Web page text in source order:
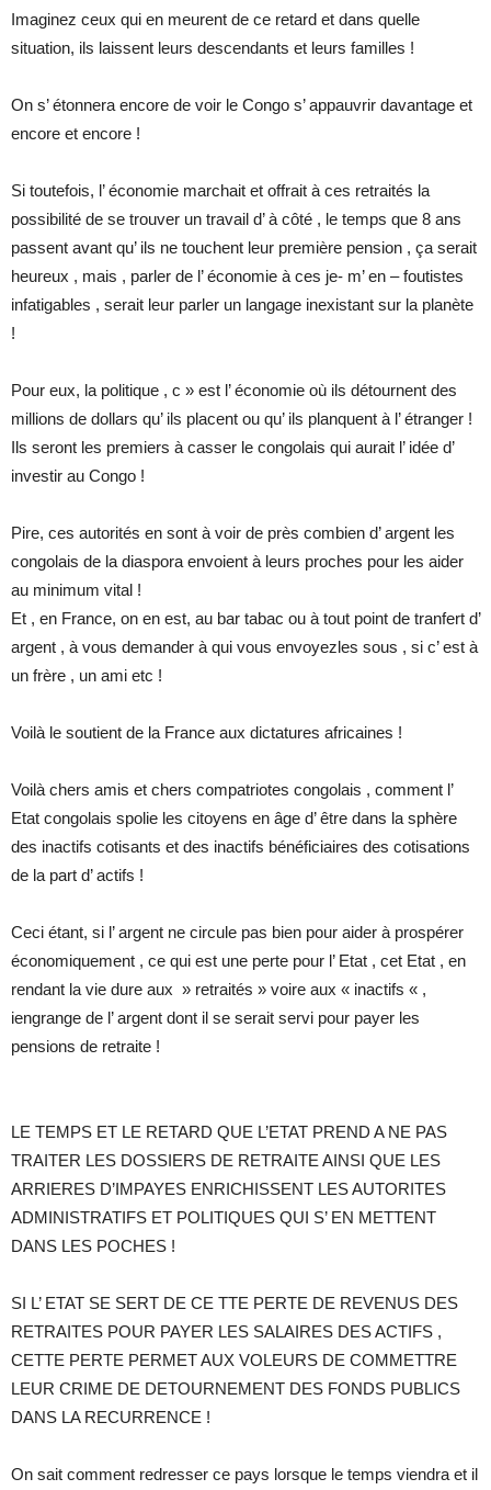
Imaginez ceux qui en meurent de ce retard et dans quelle
situation, ils laissent leurs descendants et leurs familles !
On s’ étonnera encore de voir le Congo s’ appauvrir davantage et
encore et encore !
Si toutefois, l’ économie marchait et offrait à ces retraités la
possibilité de se trouver un travail d’ à côté , le temps que 8 ans
passent avant qu’ ils ne touchent leur première pension , ça serait
heureux , mais , parler de l’ économie à ces je- m’ en – foutistes
infatigables , serait leur parler un langage inexistant sur la planète
!
Pour eux, la politique , c » est l’ économie où ils détournent des
millions de dollars qu’ ils placent ou qu’ ils planquent à l’ étranger !
Ils seront les premiers à casser le congolais qui aurait l’ idée d’
investir au Congo !
Pire, ces autorités en sont à voir de près combien d’ argent les
congolais de la diaspora envoient à leurs proches pour les aider
au minimum vital !
Et , en France, on en est, au bar tabac ou à tout point de tranfert d’
argent , à vous demander à qui vous envoyezles sous , si c’ est à
un frère , un ami etc !
Voilà le soutient de la France aux dictatures africaines !
Voilà chers amis et chers compatriotes congolais , comment l’
Etat congolais spolie les citoyens en âge d’ être dans la sphère
des inactifs cotisants et des inactifs bénéficiaires des cotisations
de la part d’ actifs !
Ceci étant, si l’ argent ne circule pas bien pour aider à prospérer
économiquement , ce qui est une perte pour l’ Etat , cet Etat , en
rendant la vie dure aux » retraités » voire aux « inactifs « ,
iengrange de l’ argent dont il se serait servi pour payer les
pensions de retraite !
LE TEMPS ET LE RETARD QUE L’ETAT PREND A NE PAS
TRAITER LES DOSSIERS DE RETRAITE AINSI QUE LES
ARRIERES D’IMPAYES ENRICHISSENT LES AUTORITES
ADMINISTRATIFS ET POLITIQUES QUI S’ EN METTENT
DANS LES POCHES !
SI L’ ETAT SE SERT DE CE TTE PERTE DE REVENUS DES
RETRAITES POUR PAYER LES SALAIRES DES ACTIFS ,
CETTE PERTE PERMET AUX VOLEURS DE COMMETTRE
LEUR CRIME DE DETOURNEMENT DES FONDS PUBLICS
DANS LA RECURRENCE !
On sait comment redresser ce pays lorsque le temps viendra et il